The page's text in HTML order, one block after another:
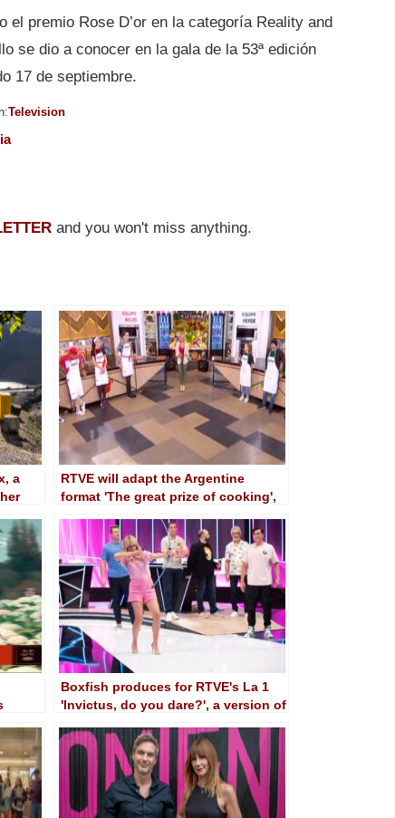
el premio Rose D’or en la categoría Reality and
se dio a conocer en la gala de la 53ª edición
17 de septiembre.
Television
and you won't miss anything.
a
RTVE will adapt the Argentine
format 'The great prize of cooking',
time
Boxfish produces for RTVE's La 1
'Invictus, do you dare?', a version of
Own'